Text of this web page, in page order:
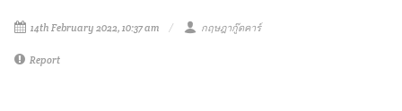
14th February 2022, 10:37 am กฤษฎากู๊ดคาร์
Report